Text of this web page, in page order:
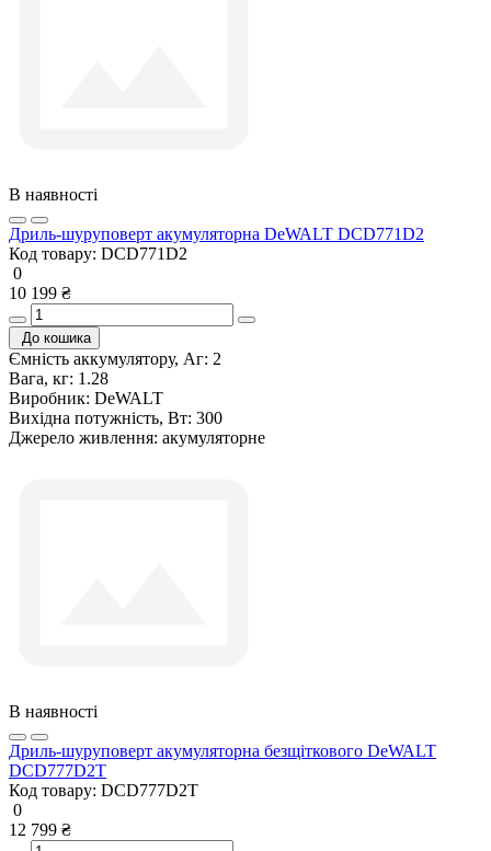
В наявності
Дриль-шуруповерт акумуляторна DeWALT DCD771D2
Код товару: DCD771D2
0
10 199 ₴
До кошика
Ємність аккумулятору, Аг: 2
Вага, кг: 1.28
Виробник: DeWALT
Вихідна потужність, Вт: 300
Джерело живлення: акумуляторне
В наявності
Дриль-шуруповерт акумуляторна безщіткового DeWALT
DCD777D2T
Код товару: DCD777D2T
0
12 799 ₴